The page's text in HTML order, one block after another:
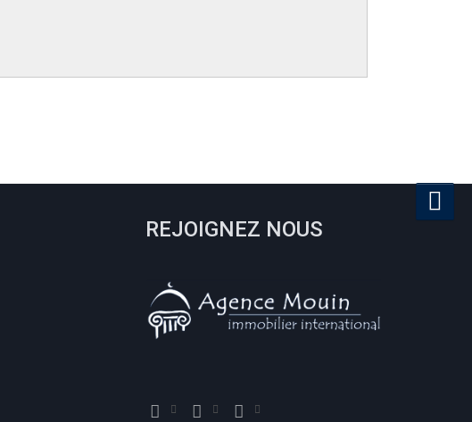
REJOIGNEZ NOUS